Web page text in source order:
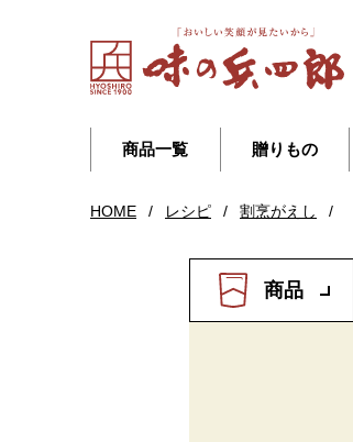
商品一覧 贈りもの
HOME / レシピ / 割烹がえし /
商品